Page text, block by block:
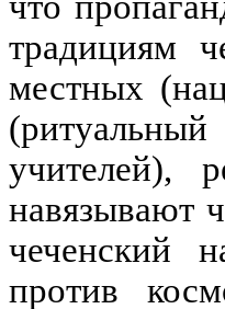
традициям
местных
учителей),
навязывают
чеченский
против